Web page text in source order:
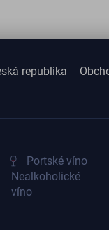
republika
Portské víno
Nealkoholické
víno